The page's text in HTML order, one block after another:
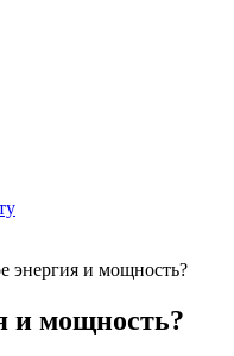
энергия и мощность?
и мощность?